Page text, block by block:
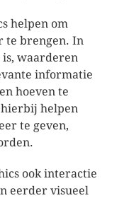
helpen om
te brengen. In
waarderen
informatie
hoeven te
helpen
te geven,
ook interactie
eerder visueel